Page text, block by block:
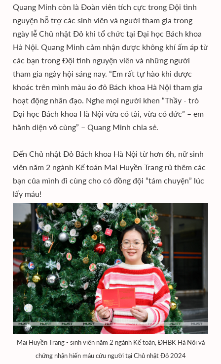
Quang Minh còn là Đoàn viên tích cực trong Đội tình
nguyện hỗ trợ các sinh viên và người tham gia trong
ngày lễ Chủ nhật Đỏ khi tổ chức tại Đại học Bách khoa
Hà Nội. Quang Minh cảm nhận được không khí ấm áp từ
các bạn trong Đội tình nguyện viên và những người
tham gia ngày hội sáng nay. “Em rất tự hào khi được
khoác trên mình màu áo đỏ Bách khoa Hà Nội tham gia
hoạt động nhân đạo. Nghe mọi người khen “Thầy - trò
Đại học Bách khoa Hà Nội vừa có tài, vừa có đức” – em
hãnh diện vô cùng” – Quang Minh chia sẻ.
Đến Chủ nhật Đỏ Bách khoa Hà Nội từ hơn 6h, nữ sinh
viên năm 2 ngành Kế toán Mai Huyền Trang rủ thêm các
bạn của mình đi cùng cho có đồng đội “tám chuyện” lúc
lấy máu!
Mai Huyền Trang - sinh viên năm 2 ngành Kế toán, ĐHBK Hà Nôi và
chứng nhận hiến máu cứu người tại Chủ nhật Đỏ 2024